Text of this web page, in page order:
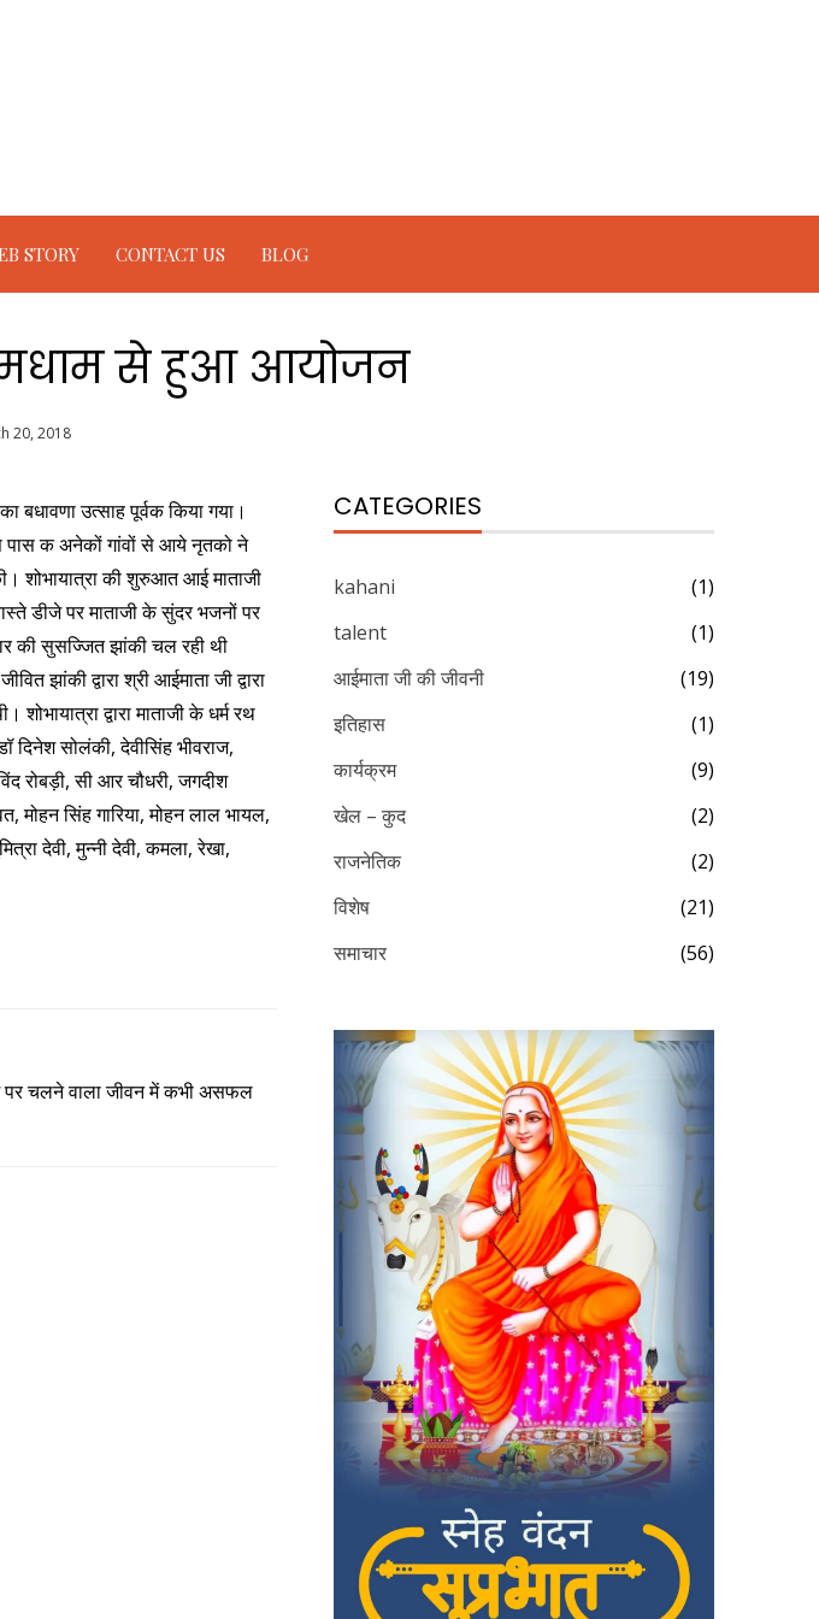
STORY CONTACT US BLOG
से हुआ आयोजन
20, 2018
बधावणा उत्साह पूर्वक किया गया।
पास क अनेकों गांवों से आये नृतको ने
शोभायात्रा की शुरुआत आई माताजी
डीजे पर माताजी के सुंदर भजनों पर
सुसज्जित झांकी चल रही थी
झांकी द्वारा श्री आईमाता जी द्वारा
द्वारा माताजी के धर्म रथ
दिनेश सोलंकी, देवीसिंह भीवराज,
रोबड़ी, सी आर चौधरी, जगदीश
मोहन सिंह गारिया, मोहन लाल भायल,
देवी, मुन्नी देवी, कमला, रेखा,
पर चलने वाला जीवन में कभी असफल
CATEGORIES
kahani
(1)
talent
(1)
आईमाता जी की जीवनी
(19)
इतिहास
(1)
कार्यक्रम
(9)
खेल – कुद
(2)
राजनेतिक
(2)
विशेष
(21)
समाचार
(56)